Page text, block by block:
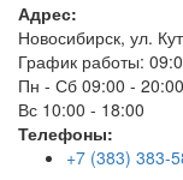
Адрес:
Новосибирск, ул.
График работы:
Пн - Сб 09:00 - 20:00
Вс 10:00 - 18:00
Телефоны:
+7 (383) 383-